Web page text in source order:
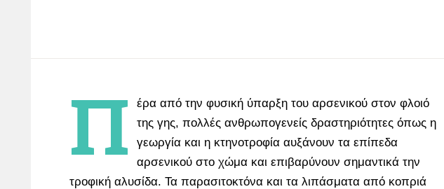
Π
έρα από την φυσική ύπαρξη του αρσενικού στον φλοιό
της γης, πολλές ανθρωπογενείς δραστηριότητες όπως η
γεωργία και η κτηνοτροφία αυξάνουν τα επίπεδα
αρσενικού στο χώμα και επιβαρύνουν σημαντικά την
τροφική αλυσίδα. Τα παρασιτοκτόνα και τα λιπάσματα από κοπριά